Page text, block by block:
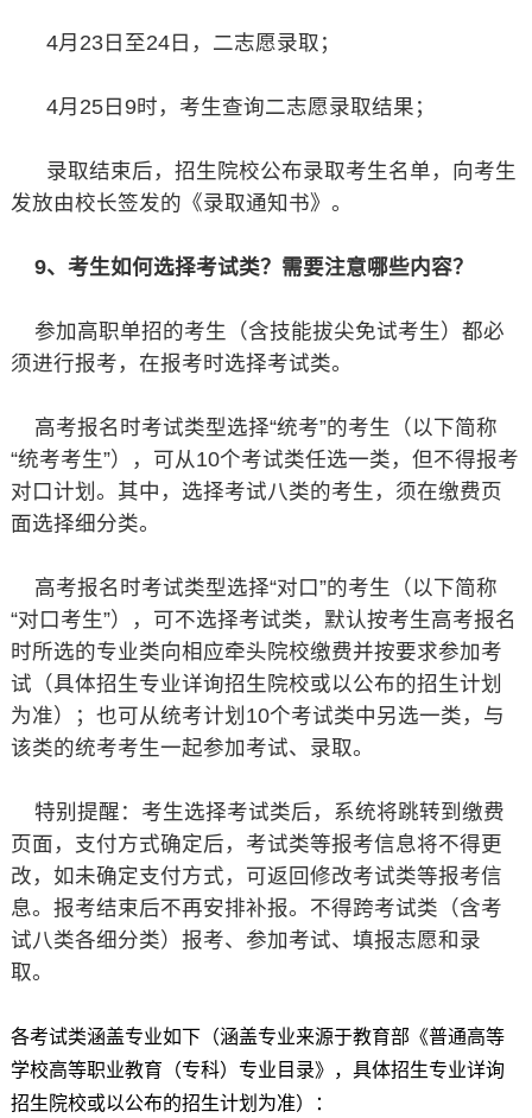
4月23日至24日，二志愿录取；
4月25日9时，考生查询二志愿录取结果；
录取结束后，招生院校公布录取考生名单，向考生
发放由校长签发的《录取通知书》。
9、考生如何选择考试类？需要注意哪些内容？
参加高职单招的考生（含技能拔尖免试考生）都必
须进行报考，在报考时选择考试类。
高考报名时考试类型选择“统考”的考生（以下简称
“统考考生”），可从10个考试类任选一类，但不得报考
对口计划。其中，选择考试八类的考生，须在缴费页
面选择细分类。
高考报名时考试类型选择“对口”的考生（以下简称
“对口考生”），可不选择考试类，默认按考生高考报名
时所选的专业类向相应牵头院校缴费并按要求参加考
试（具体招生专业详询招生院校或以公布的招生计划
为准）；也可从统考计划10个考试类中另选一类，与
该类的统考考生一起参加考试、录取。
特别提醒：考生选择考试类后，系统将跳转到缴费
页面，支付方式确定后，考试类等报考信息将不得更
改，如未确定支付方式，可返回修改考试类等报考信
息。报考结束后不再安排补报。不得跨考试类（含考
试八类各细分类）报考、参加考试、填报志愿和录
取。
各考试类涵盖专业如下（涵盖专业来源于教育部《普通高等
学校高等职业教育（专科）专业目录》，具体招生专业详询
招生院校或以公布的招生计划为准）：